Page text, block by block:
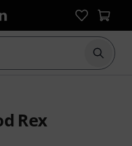
Rex
dei clienti